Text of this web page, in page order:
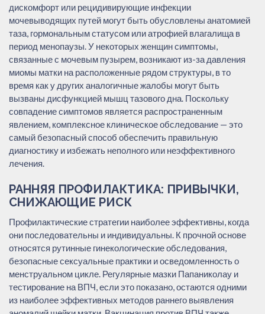
дискомфорт или рецидивирующие инфекции
мочевыводящих путей могут быть обусловлены анатомией
таза, гормональным статусом или атрофией влагалища в
период менопаузы. У некоторых женщин симптомы,
связанные с мочевым пузырем, возникают из-за давления
миомы матки на расположенные рядом структуры, в то
время как у других аналогичные жалобы могут быть
вызваны дисфункцией мышц тазового дна. Поскольку
совпадение симптомов является распространенным
явлением, комплексное клиническое обследование — это
самый безопасный способ обеспечить правильную
диагностику и избежать неполного или неэффективного
лечения.
РАННЯЯ ПРОФИЛАКТИКА: ПРИВЫЧКИ,
СНИЖАЮЩИЕ РИСК
Профилактические стратегии наиболее эффективны, когда
они последовательны и индивидуальны. К прочной основе
относятся рутинные гинекологические обследования,
безопасные сексуальные практики и осведомленность о
менструальном цикле. Регулярные мазки Папаниколау и
тестирование на ВПЧ, если это показано, остаются одними
из наиболее эффективных методов раннего выявления